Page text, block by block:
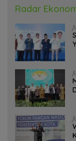
Radar